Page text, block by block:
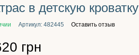
в детскую кроватку
Артикул: 482445 Оставить отзыв
грн